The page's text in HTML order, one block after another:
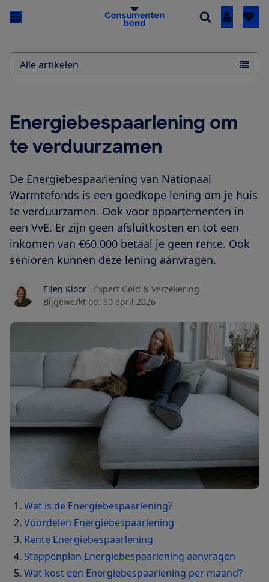
Inloggen
Energiebespaarlening om
te verduurzamen
De Energiebespaarlening van Nationaal
Warmtefonds is een goedkope lening om je huis
te verduurzamen. Ook voor appartementen in
een VvE. Er zijn geen afsluitkosten en tot een
inkomen van €60.000 betaal je geen rente. Ook
senioren kunnen deze lening aanvragen.
Ellen Kloor
Expert Geld & Verzekering
Bijgewerkt op: 30 april 2026
Wat is de Energiebespaarlening?
Voordelen Energiebespaarlening
Rente Energiebespaarlening
Stappenplan Energiebespaarlening aanvragen
Wat kost een Energiebespaarlening per maand?
Alle artikelen